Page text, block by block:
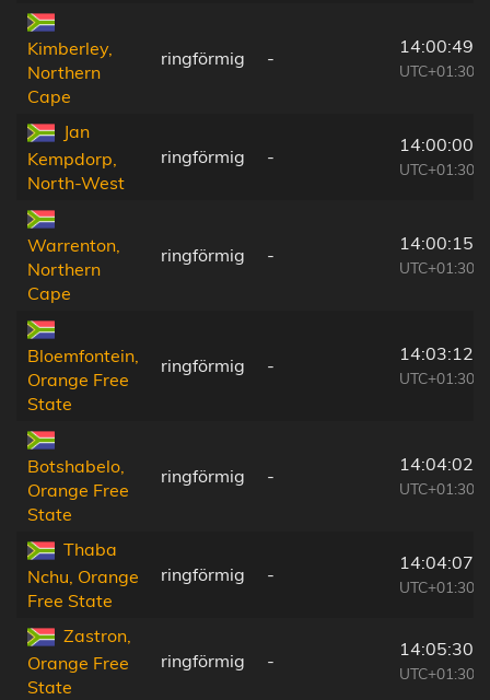
Kimberley,
Northern
Cape
ringförmig -
14:00:49
UTC+01:30
Jan
Kempdorp,
North-West
ringförmig -
14:00:00
UTC+01:30
Warrenton,
Northern
Cape
ringförmig -
14:00:15
UTC+01:30
Bloemfontein,
Orange Free
State
ringförmig -
14:03:12
UTC+01:30
Botshabelo,
Orange Free
State
ringförmig -
14:04:02
UTC+01:30
Thaba
Nchu, Orange
Free State
ringförmig -
14:04:07
UTC+01:30
Zastron,
Orange Free
State
ringförmig -
14:05:30
UTC+01:30